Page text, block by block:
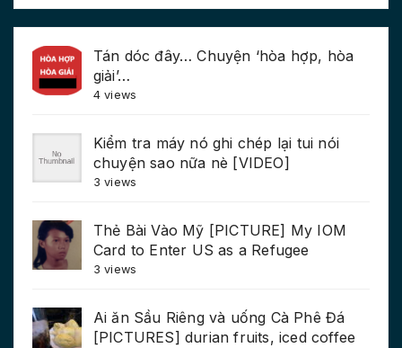
Tán dóc đây… Chuyện ‘hòa hợp, hòa
giải’…
4 views
Kiểm tra máy nó ghi chép lại tui nói
chuyện sao nữa nè [VIDEO]
3 views
Thẻ Bài Vào Mỹ [PICTURE] My IOM
Card to Enter US as a Refugee
3 views
Ai ăn Sầu Riêng và uống Cà Phê Đá
[PICTURES] durian fruits, iced coffee